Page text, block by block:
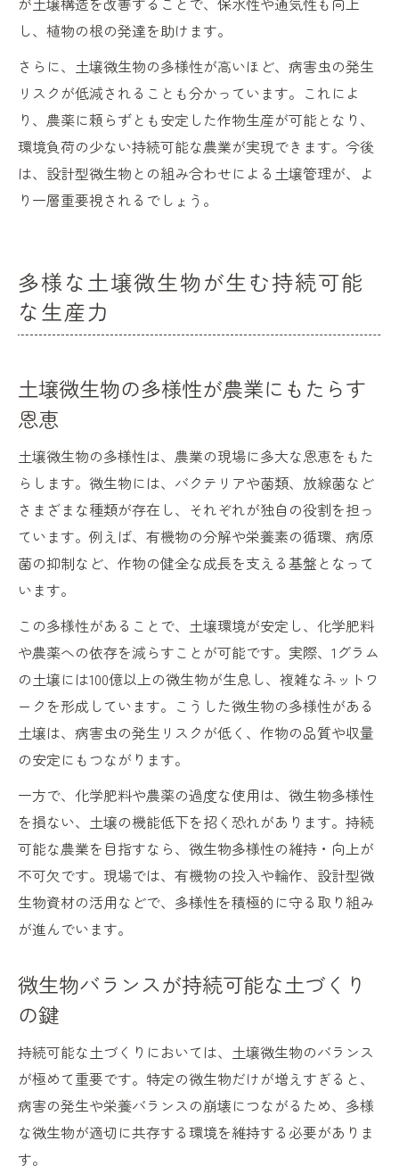
し、植物の根の発達を助けます。
さらに、土壌微生物の多様性が高いほど、病害虫の発生
リスクが低減されることも分かっています。これによ
り、農薬に頼らずとも安定した作物生産が可能となり、
環境負荷の少ない持続可能な農業が実現できます。今後
は、設計型微生物との組み合わせによる土壌管理が、よ
り一層重要視されるでしょう。
多様な土壌微生物が生む持続可能
な生産力
土壌微生物の多様性が農業にもたらす
恩恵
土壌微生物の多様性は、農業の現場に多大な恩恵をもた
らします。微生物には、バクテリアや菌類、放線菌など
さまざまな種類が存在し、それぞれが独自の役割を担っ
ています。例えば、有機物の分解や栄養素の循環、病原
菌の抑制など、作物の健全な成長を支える基盤となって
います。
この多様性があることで、土壌環境が安定し、化学肥料
や農薬への依存を減らすことが可能です。実際、1グラム
の土壌には100億以上の微生物が生息し、複雑なネットワ
ークを形成しています。こうした微生物の多様性がある
土壌は、病害虫の発生リスクが低く、作物の品質や収量
の安定にもつながります。
一方で、化学肥料や農薬の過度な使用は、微生物多様性
を損ない、土壌の機能低下を招く恐れがあります。持続
可能な農業を目指すなら、微生物多様性の維持・向上が
不可欠です。現場では、有機物の投入や輪作、設計型微
生物資材の活用などで、多様性を積極的に守る取り組み
が進んでいます。
微生物バランスが持続可能な土づくり
の鍵
持続可能な土づくりにおいては、土壌微生物のバランス
が極めて重要です。特定の微生物だけが増えすぎると、
病害の発生や栄養バランスの崩壊につながるため、多様
な微生物が適切に共存する環境を維持する必要がありま
す。